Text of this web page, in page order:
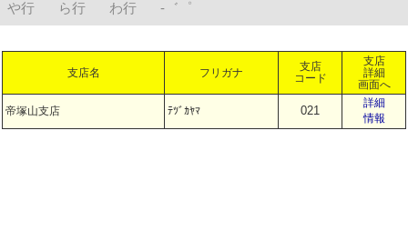
や行
ら行 わ行 -゛゜
支店名 フリガナ
支店
コード
支店
詳細
画面へ
帝塚山支店 ﾃﾂﾞｶﾔﾏ 021
詳細
情報